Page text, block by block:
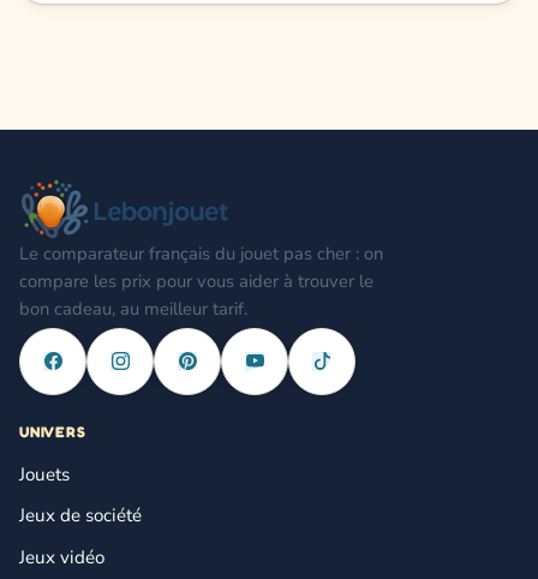
Le comparateur français du jouet pas cher : on
compare les prix pour vous aider à trouver le
bon cadeau, au meilleur tarif.
UNIVERS
Jouets
Jeux de société
Jeux vidéo